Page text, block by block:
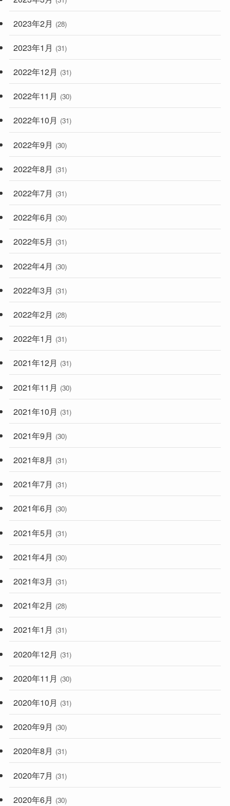
2023年2月 (28)
2023年1月 (31)
2022年12月 (31)
2022年11月 (30)
2022年10月 (31)
2022年9月 (30)
2022年8月 (31)
2022年7月 (31)
2022年6月 (30)
2022年5月 (31)
2022年4月 (30)
2022年3月 (31)
2022年2月 (28)
2022年1月 (31)
2021年12月 (31)
2021年11月 (30)
2021年10月 (31)
2021年9月 (30)
2021年8月 (31)
2021年7月 (31)
2021年6月 (30)
2021年5月 (31)
2021年4月 (30)
2021年3月 (31)
2021年2月 (28)
2021年1月 (31)
2020年12月 (31)
2020年11月 (30)
2020年10月 (31)
2020年9月 (30)
2020年8月 (31)
2020年7月 (31)
2020年6月 (30)